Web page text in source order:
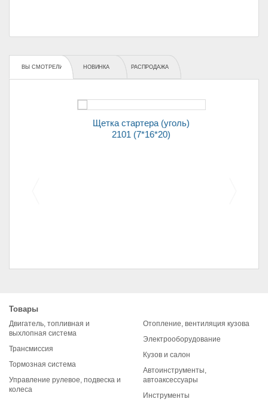
ВЫ СМОТРЕЛИ НОВИНКА РАСПРОДАЖА
Щетка стартера (уголь)
2101 (7*16*20)
Товары
Двигатель, топливная и
выхлопная система
Трансмиссия
Тормозная система
Управление рулевое, подвеска и
колеса
Отопление, вентиляция кузова
Электрооборудование
Кузов и салон
Автоинструменты,
автоаксессуары
Инструменты